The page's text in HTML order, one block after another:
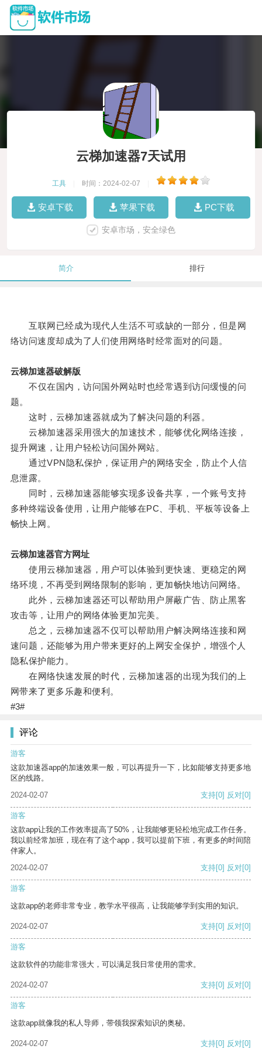
云梯加速器7天试用
工具 时间：2024-02-07
安卓下载 苹果下载 PC下载
安卓市场，安全绿色
简介 排行
互联网已经成为现代人生活不可或缺的一部分，但是网
络访问速度却成为了人们使用网络时经常面对的问题。
云梯加速器破解版
不仅在国内，访问国外网站时也经常遇到访问缓慢的问
题。
这时，云梯加速器就成为了解决问题的利器。
云梯加速器采用强大的加速技术，能够优化网络连接，
提升网速，让用户轻松访问国外网站。
通过VPN隐私保护，保证用户的网络安全，防止个人信
息泄露。
同时，云梯加速器能够实现多设备共享，一个账号支持
多种终端设备使用，让用户能够在PC、手机、平板等设备上
畅快上网。
云梯加速器官方网址
使用云梯加速器，用户可以体验到更快速、更稳定的网
络环境，不再受到网络限制的影响，更加畅快地访问网络。
此外，云梯加速器还可以帮助用户屏蔽广告、防止黑客
攻击等，让用户的网络体验更加完美。
总之，云梯加速器不仅可以帮助用户解决网络连接和网
速问题，还能够为用户带来更好的上网安全保护，增强个人
隐私保护能力。
在网络快速发展的时代，云梯加速器的出现为我们的上
网带来了更多乐趣和便利。
#3#
评论
游客
这款加速器app的加速效果一般，可以再提升一下，比如能够支持更多地
区的线路。
2024-02-07
支持[0] 反对[0]
游客
这款app让我的工作效率提高了50%，让我能够更轻松地完成工作任务。
我以前经常加班，现在有了这个app，我可以提前下班，有更多的时间陪
伴家人。
2024-02-07
支持[0] 反对[0]
游客
这款app的老师非常专业，教学水平很高，让我能够学到实用的知识。
2024-02-07 支持[0] 反对[0]
游客
这款软件的功能非常强大，可以满足我日常使用的需求。
2024-02-07 支持[0] 反对[0]
游客
这款app就像我的私人导师，带领我探索知识的奥秘。
2024-02-07 支持[0] 反对[0]